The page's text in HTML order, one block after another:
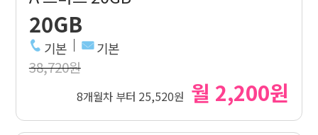
20GB
기본 기본
38,720원
8개월차 부터 25,520원 월 2,200원